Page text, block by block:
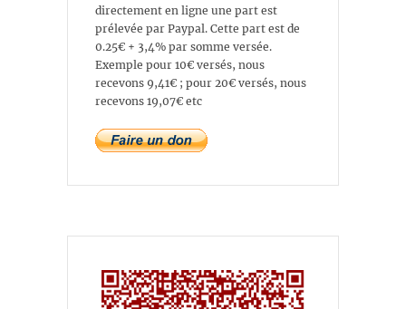
directement en ligne une part est
prélevée par Paypal. Cette part est de
0.25€ + 3,4% par somme versée.
Exemple pour 10€ versés, nous
recevons 9,41€ ; pour 20€ versés, nous
recevons 19,07€ etc